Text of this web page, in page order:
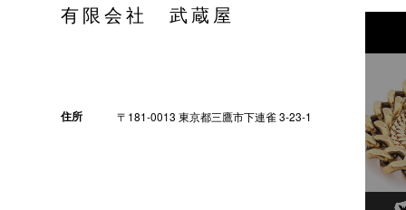
有限会社 武蔵屋
住所 〒181-0013 東京都三鷹市下連雀 3-23-1